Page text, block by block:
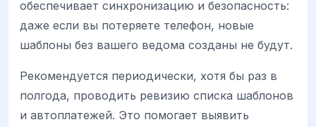
обеспечивает синхронизацию и безопасность:
даже если вы потеряете телефон, новые
шаблоны без вашего ведома созданы не будут.
Рекомендуется периодически, хотя бы раз в
полгода, проводить ревизию списка шаблонов
и автоплатежей. Это помогает выявить